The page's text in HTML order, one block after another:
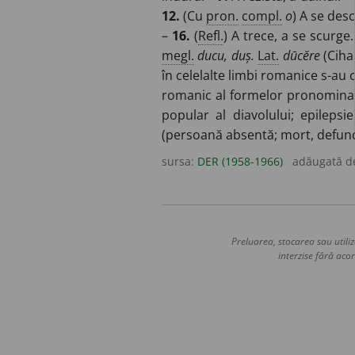
12. (Cu pron. compl. o) A se
– 16. (Refl.) A trece, a se scurge.
megl. ducu, duș. Lat. dūcĕre
în celelalte limbi romanice s-au
romanic al formelor
popular al diavolului;
(persoană absentă; mort,
sursa: DER (1958-1966) adăugată
Preluarea, stocarea sau
interzise fără